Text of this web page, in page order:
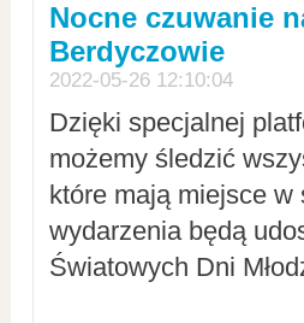
Nocne czuwanie
Berdyczowie
2022-05-26 12:10:04
Dzięki specjalnej
możemy śledzić
które mają miejsce
wydarzenia będą
Światowych Dni